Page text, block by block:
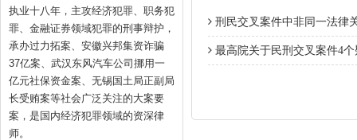
执业十八年，主攻经济犯罪、职务犯
罪、金融证券领域犯罪的刑事辩护，
承办过力拓案、安徽兴邦集资诈骗
37亿案、武汉东风汽车公司挪用一
亿元社保资金案、无锡国土局正副局
长受贿案等社会广泛关注的大案要
案，是国内经济犯罪领域的资深律
师。
刑民交叉案件中非同一法律
最高院关于民刑交叉案件4